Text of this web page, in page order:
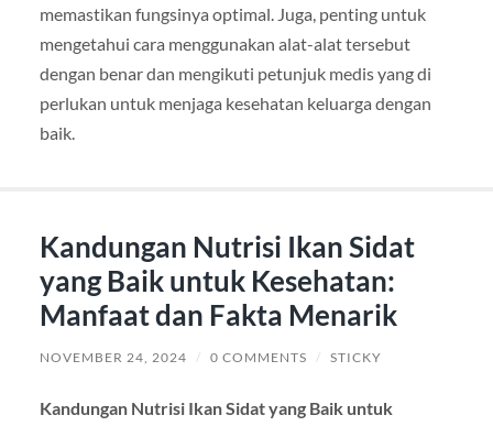
memastikan fungsinya optimal. Juga, penting untuk
mengetahui cara menggunakan alat-alat tersebut
dengan benar dan mengikuti petunjuk medis yang di
perlukan untuk menjaga kesehatan keluarga dengan
baik.
Kandungan Nutrisi Ikan Sidat
yang Baik untuk Kesehatan:
Manfaat dan Fakta Menarik
NOVEMBER 24, 2024 / 0 COMMENTS / STICKY
Kandungan Nutrisi Ikan Sidat yang Baik untuk